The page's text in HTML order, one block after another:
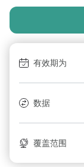
有效期为
数据
覆盖范围